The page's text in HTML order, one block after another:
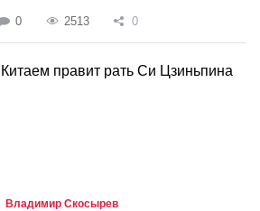
0 2513 0
Китаем правит рать Си Цзиньпина
Владимир Скосырев